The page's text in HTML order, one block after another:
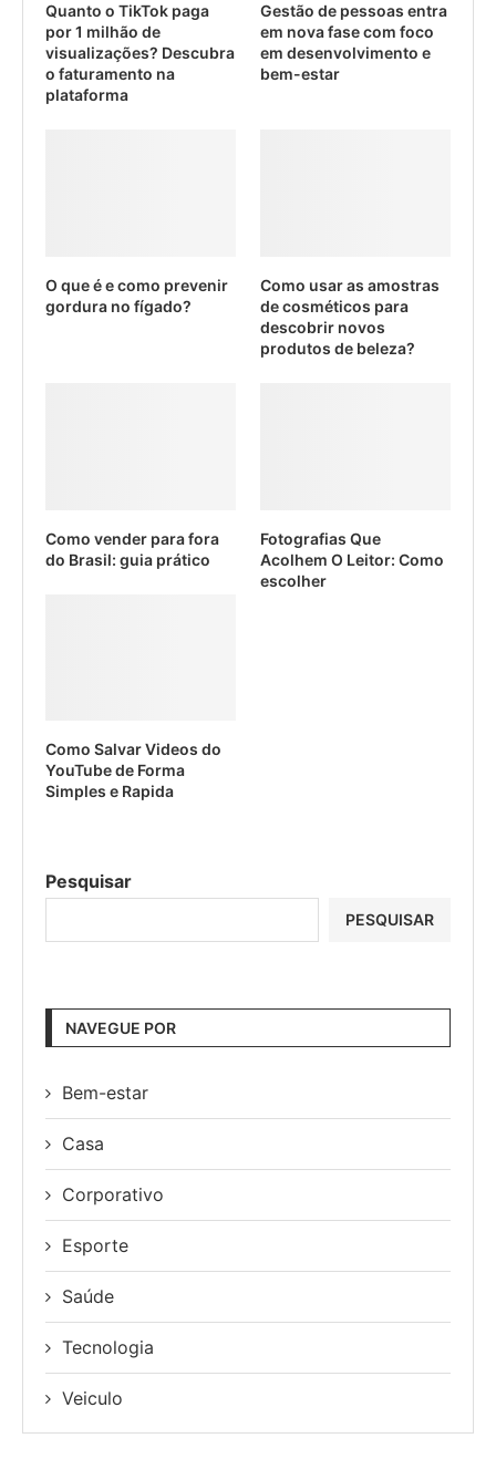
Quanto o TikTok paga
por 1 milhão de
visualizações? Descubra
o faturamento na
plataforma
Gestão de pessoas entra
em nova fase com foco
em desenvolvimento e
bem-estar
O que é e como prevenir
gordura no fígado?
Como usar as amostras
de cosméticos para
descobrir novos
produtos de beleza?
Como vender para fora
do Brasil: guia prático
Fotografias Que
Acolhem O Leitor: Como
escolher
Como Salvar Videos do
YouTube de Forma
Simples e Rapida
Pesquisar
PESQUISAR
NAVEGUE POR
Bem-estar
Casa
Corporativo
Esporte
Saúde
Tecnologia
Veiculo